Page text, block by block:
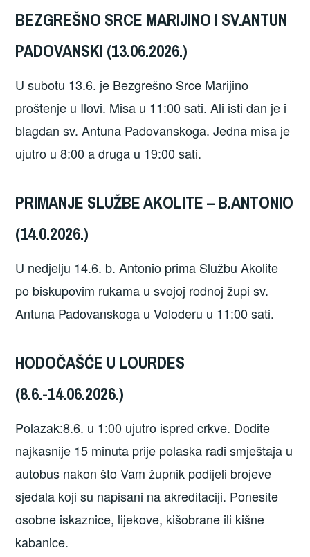
BEZGREŠNO SRCE MARIJINO I SV.ANTUN
PADOVANSKI (13.06.2026.)
U subotu 13.6. je Bezgrešno Srce Marijino
proštenje u Ilovi. Misa u 11:00 sati. Ali isti dan je i
blagdan sv. Antuna Padovanskoga. Jedna misa je
ujutro u 8:00 a druga u 19:00 sati.
PRIMANJE SLUŽBE AKOLITE – B.ANTONIO
(14.0.2026.)
U nedjelju 14.6. b. Antonio prima Službu Akolite
po biskupovim rukama u svojoj rodnoj župi sv.
Antuna Padovanskoga u Voloderu u 11:00 sati.
HODOČAŠĆE U LOURDES
(8.6.-14.06.2026.)
Polazak:8.6. u 1:00 ujutro ispred crkve. Dođite
najkasnije 15 minuta prije polaska radi smještaja u
autobus nakon što Vam župnik podijeli brojeve
sjedala koji su napisani na akreditaciji. Ponesite
osobne iskaznice, lijekove, kišobrane ili kišne
kabanice.